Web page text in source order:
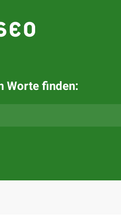
Worte finden: